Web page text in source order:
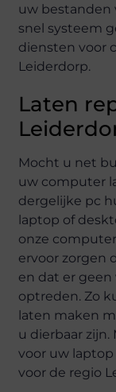
uw bestanden
snel systeem
diensten voor
Leiderdorp.
Laten
Mocht u net
uw computer
dergelijke pc
laptop of
onze
ervoor zorgen
en dat er geen
optreden. Zo
laten maken
u dierbaar
voor uw
voor de regio